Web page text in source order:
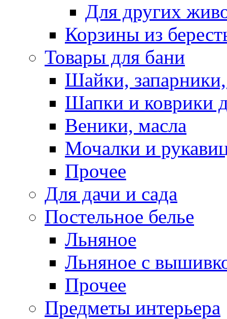
Для других
Корзины из
Товары для бани
Шайки,
Шапки и коврики
Веники, масла
Мочалки и
Прочее
Для дачи и сада
Постельное белье
Льняное
Льняное с
Прочее
Предметы интерьера